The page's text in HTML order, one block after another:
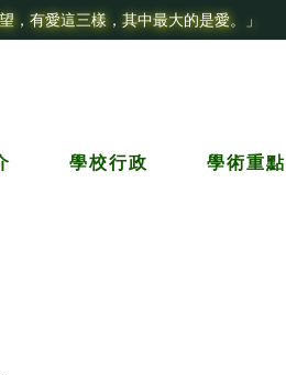
，有愛這三樣，其中最大的是愛。」
學校行政 學術重點